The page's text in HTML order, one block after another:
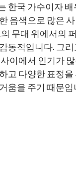
한국 가수이자
음색으로 많은
무대 위에서의
동적입니다. 그
이에서 인기가
고 다양한 표정
움을 주기 때문입